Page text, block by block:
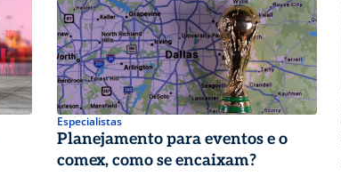
Especialistas
Planejamento para eventos e o
comex, como se encaixam?